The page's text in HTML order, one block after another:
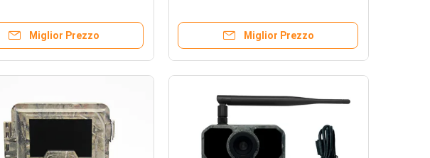
Miglior Prezzo
fotografica 940nm IR LED del
gioco di lingue HDMiglior Prezzo